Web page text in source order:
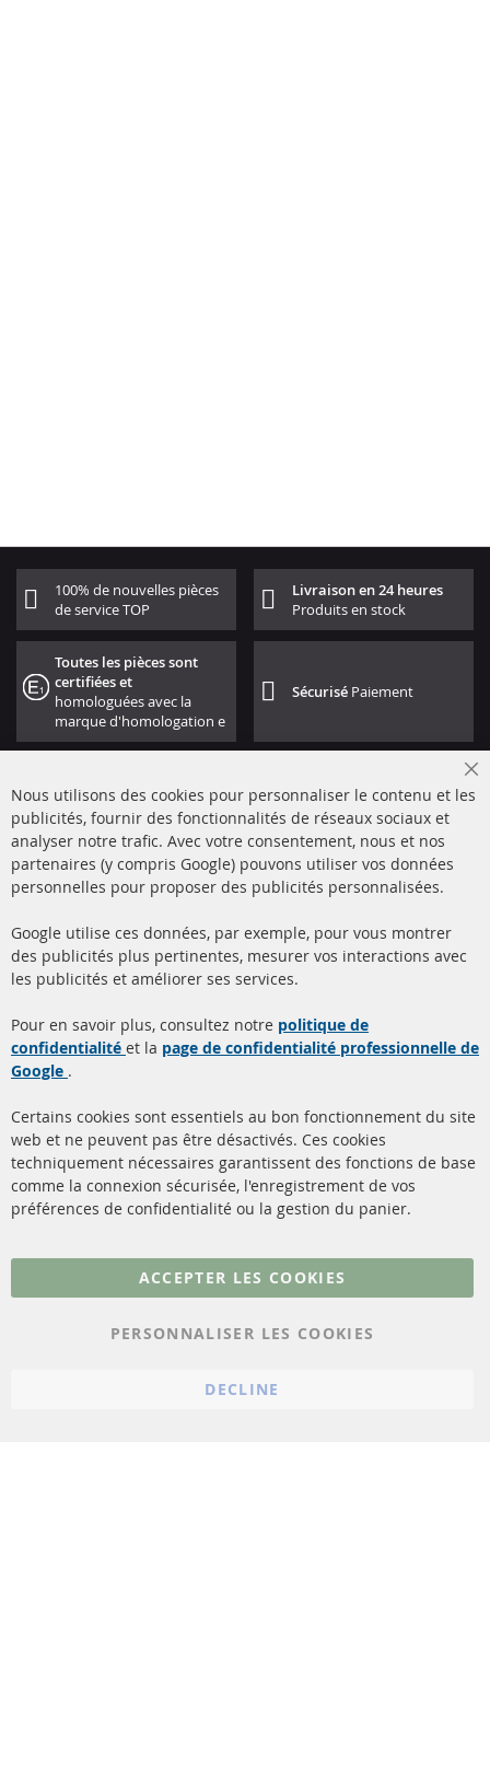
100% de nouvelles pièces
de service TOP
Livraison en 24 heures
Produits en stock
Toutes les pièces sont
certifiées et
homologuées avec la
marque d'homologation e
Sécurisé Paiement
+49 (0) 4533 799000
info@contra-automotive.de
facebook
instagram
Filtres à particules diesel
(FPD)
Catalyseur (CAT)
Capteurs
Matériel de montage
à propos de nous
livraison
Contact
Résilier le contrat
Plus de liens
Conditions générales
Nous utilisons des cookies pour personnaliser le contenu et les
publicités, fournir des fonctionnalités de réseaux sociaux et
analyser notre trafic. Avec votre consentement, nous et nos
partenaires (y compris Google) pouvons utiliser vos données
personnelles pour proposer des publicités personnalisées.
Google utilise ces données, par exemple, pour vous montrer
des publicités plus pertinentes, mesurer vos interactions avec
les publicités et améliorer ses services.
Pour en savoir plus, consultez notre politique de
confidentialité et la page de confidentialité professionnelle de
Google .
Certains cookies sont essentiels au bon fonctionnement du site
web et ne peuvent pas être désactivés. Ces cookies
techniquement nécessaires garantissent des fonctions de base
comme la connexion sécurisée, l'enregistrement de vos
préférences de confidentialité ou la gestion du panier.
ACCEPTER LES COOKIES
PERSONNALISER LES COOKIES
DECLINE